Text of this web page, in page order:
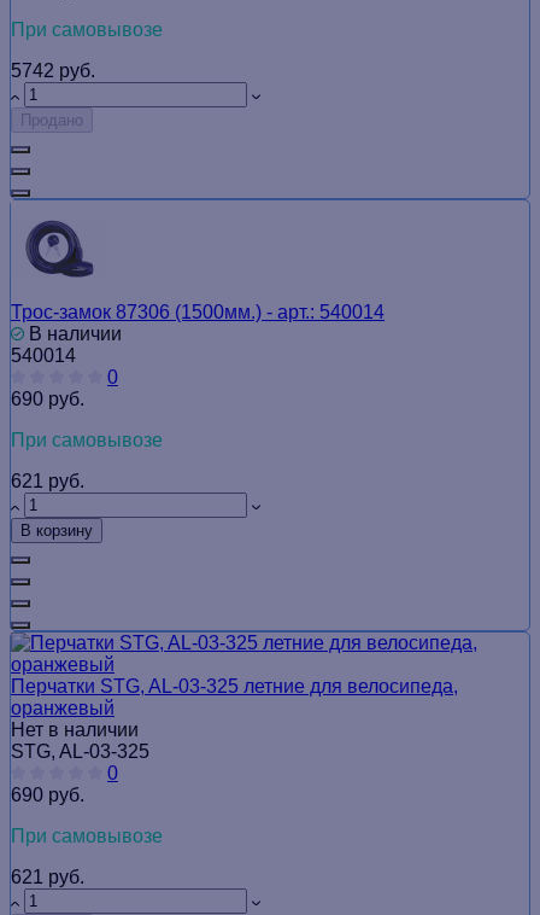
При самовывозе
5742 руб.
Продано
Трос-замок 87306 (1500мм.) - арт.: 540014
В наличии
540014
0
690 руб.
При самовывозе
621 руб.
В корзину
Перчатки STG, AL-03-325 летние для велосипедa,
оранжевый
Нет в наличии
STG, AL-03-325
0
690 руб.
При самовывозе
621 руб.